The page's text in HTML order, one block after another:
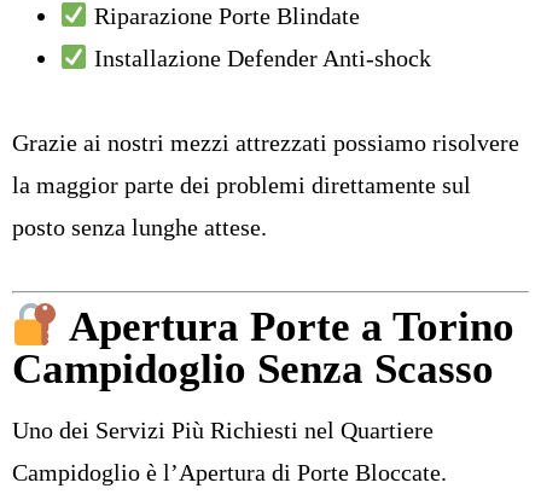
Riparazione Porte Blindate
Installazione Defender Anti-shock
Grazie ai nostri mezzi attrezzati possiamo risolvere
la maggior parte dei problemi direttamente sul
posto senza lunghe attese.
Apertura Porte a Torino
Campidoglio Senza Scasso
Uno dei Servizi Più Richiesti nel Quartiere
Campidoglio è l’Apertura di Porte Bloccate.